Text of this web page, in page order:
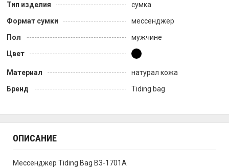
Тип изделия
сумка
Формат сумки
мессенджер
Пол
мужчине
Цвет
Материал
натурал кожа
Бренд
Tiding bag
ОПИСАНИЕ
Мессенджер Tiding Bag B3-1701A